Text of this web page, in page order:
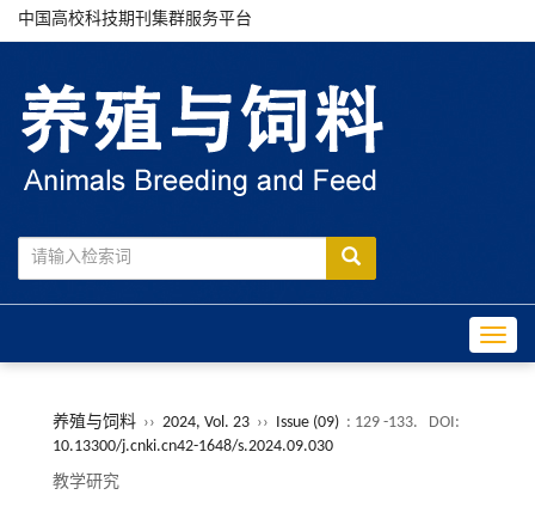
中国高校科技期刊集群服务平台
养殖与饲料 ›› 2024, Vol. 23 ›› Issue (09) : 129 -133.
DOI:
10.13300/j.cnki.cn42-1648/s.2024.09.030
教学研究